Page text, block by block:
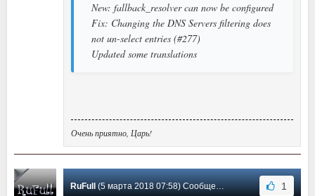
New: fallback_resolver can now be configured
Fix: Changing the DNS Servers filtering does
not un-select entries (#277)
Updated some translations
Очень приятно, Царь!
RuFull (5 марта 2018 07:58) Сообщение #20 1